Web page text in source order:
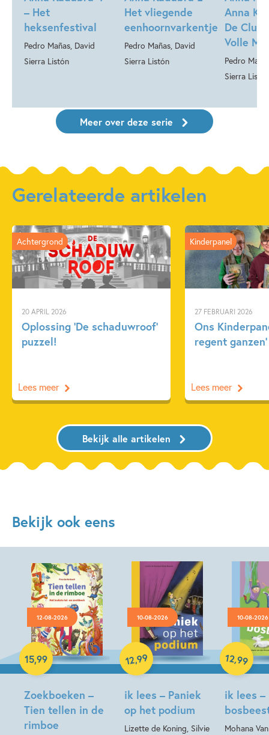
– Het
heksenfestival
Pedro Mañas, David
Sierra Listón
Het vliegende
eenhoornvarkentje
Pedro Mañas, David
Sierra Listón
Anna
De Club
Volle
Pedro
Sierra Listón
Meer over deze serie
Gerelateerde artikelen
20 APRIL 2026
Oplossing ‘De schaduwroof’
puzzel!
Achtergrond
Lees meer
27 FEBRUARI 2026
Ons
regent ganzen’
Kinderpanel
Lees meer
Bekijk alle artikelen
Bekijk ook eens
12-08-2026
Zoekboeken –
Tien tellen in de
rimboe
15,99
Hardcover
10-08-2026
ik lees – Paniek
op het podium
Lizette de Koning, Silvie
12,99
Hardcover
10-08-2026
ik lees –
Mohana
12,99
Hardcover